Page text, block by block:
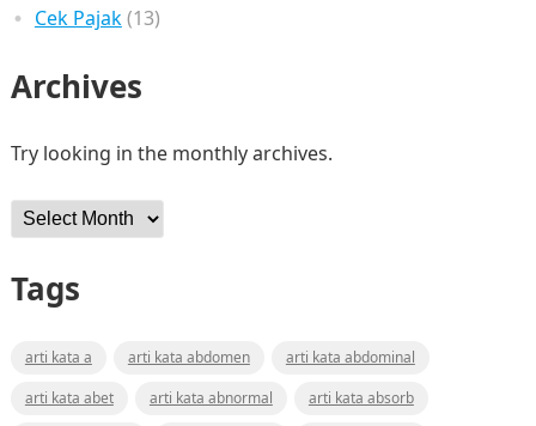
Cek Pajak(13)
Archives
Try looking in the monthly archives.
Archives
Tags
arti kata a arti kata abdomen
arti kata abdominal
arti kata abet
arti kata abnormal
arti kata absorb